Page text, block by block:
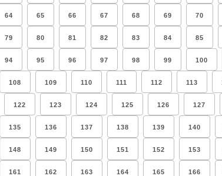
64 65 66 67 68 69 70
79 80 81 82 83 84 85
94 95 96 97 98 99 100
108 109 110 111 112 113
122 123 124 125 126 127
135 136 137 138 139 140
148 149 150 151 152 153
161 162 163 164 165 166